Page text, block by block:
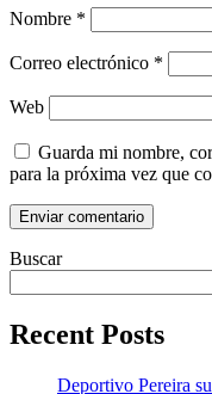
Nombre *
Correo electrónico *
Web
Guarda mi nombre,
para la próxima vez que
Buscar
Recent Posts
Deportivo Pereira